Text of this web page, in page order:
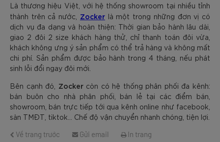
Là thương hiệu Việt, với hệ thống showroom tại nhiều tỉnh
thành trên cả nước, Zocker là một trong những đơn vị có
dịch vụ đa dạng và hoàn thiện: Thời gian bảo hành lâu dài,
giao 2 đôi 2 size khách hàng thử, chỉ thanh toán đôi vừa,
khách không ưng ý sản phẩm có thể trả hàng và không mất
chi phí. Sản phẩm được bảo hành trong 4 tháng, nếu phát
sinh lỗi đổi ngay đôi mới.
Bên cạnh đó, Zocker còn có hệ thống phân phối đa kênh:
bán buôn cho nhà phân phối, bán lẻ tại các điểm bán,
showroom, bán trực tiếp tới qua kênh online như facebook,
sàn TMĐT, tiktok... Chế độ vận chuyển nhanh chóng, tiện lợi.
Về trang trước
Gửi email In trang